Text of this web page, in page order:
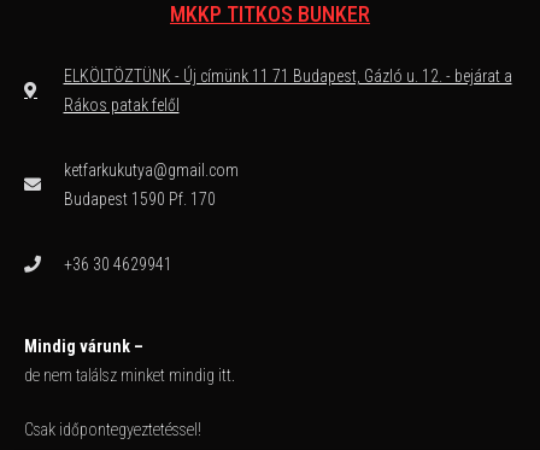
MKKP TITKOS BUNKER
ELKÖLTÖZTÜNK - Új címünk 11 71 Budapest, Gázló u. 12. - bejárat a
Rákos patak felől
ketfarkukutya@gmail.com
Budapest 1590 Pf. 170
+36 30 4629941
Mindig várunk –
de nem találsz minket mindig itt.
Csak időpontegyeztetéssel!